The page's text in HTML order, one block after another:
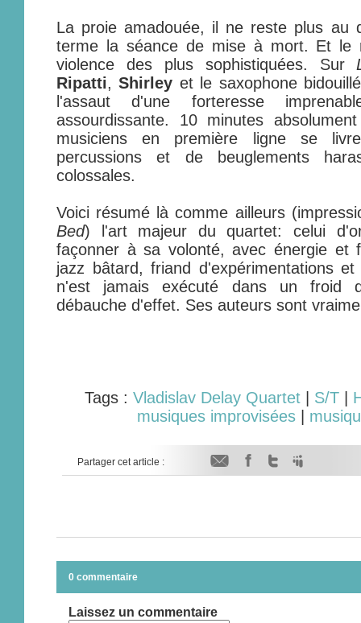
La proie amadouée, il ne reste plus au
terme la séance de mise à mort. Et le
violence des plus sophistiquées. Sur
Ripatti,Shirley et le saxophone
l'assaut d'une forteresse
assourdissante. 10 minutes
musiciens en première ligne se
percussions et de beuglements
colossales.
Voici résumé là comme ailleurs
Bed) l'art majeur du quartet: celui
façonner à sa volonté, avec énergie et
jazz bâtard, friand d'expérimentations
n'est jamais exécuté dans un froid
débauche d'effet. Ses auteurs sont
Tags : Vladislav Delay Quartet| S/T|
musiques improvisées|
Partager cet article :
0 commentaire
Laissez un commentaire